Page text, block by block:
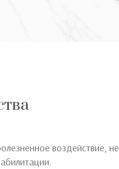
воздействие, не